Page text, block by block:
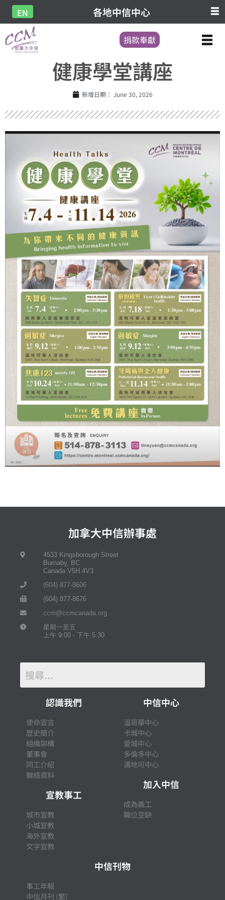
EN 各地中信中心
捐款奉獻
健康學堂講座
新增日期： June 30, 2026
加拿大中信辦事處
4533 Kingsborough Street
Burnaby, BC
Canada V5H 4V3
(604) 877-8606
(604) 877-8676
ccm@ccmcanada.org
星期一至五
上午 9:00 - 下午 5:30
認識我們
使命宣言
歷史簡介
組織架構
董事會
同工介紹
聯絡資料
宣教事工
城市宣教
小城宣教
海外宣教
文字宣教
中信中心
溫哥華中心
卡城中心
愛城中心
多倫多中心
滿地可中心
加入中信
成為義工
職位空缺
中信刊物
事工年報
中信月刊 (繁)